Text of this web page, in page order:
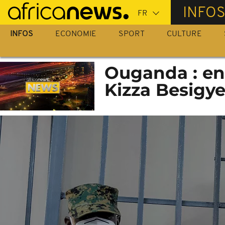
Passer
au
contenu
INFOS
INFOS ECONOMIE SPORT CULTURE
Ouganda :
Kizza